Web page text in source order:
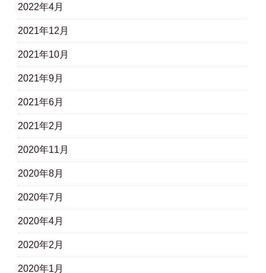
2022年4月
2021年12月
2021年10月
2021年9月
2021年6月
2021年2月
2020年11月
2020年8月
2020年7月
2020年4月
2020年2月
2020年1月